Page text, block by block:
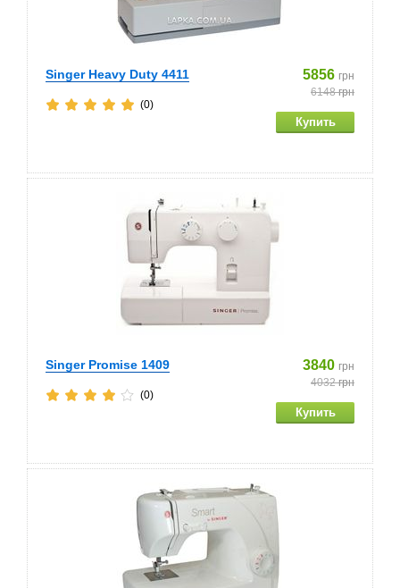
Singer Heavy Duty 4411 5856 грн
6148грн
(0)
Singer Promise 1409 3840 грн
4032грн
(0)